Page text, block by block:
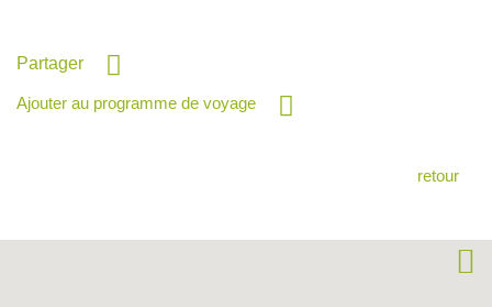
Partager
Ajouter au programme de voyage
retour